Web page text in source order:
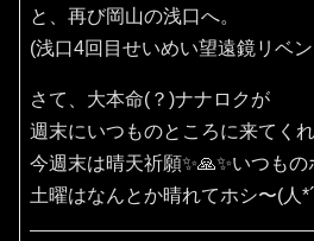
と、再び岡山の浅口へ。
(浅口4回目せいめい望遠鏡リベ
さて、大本命(？)ナナロクが
週末にいつものところに来てく
今週末は晴天祈願✨️🙏✨️いつもの
土曜はなんとか晴れてホシ〜(⁠人⁠